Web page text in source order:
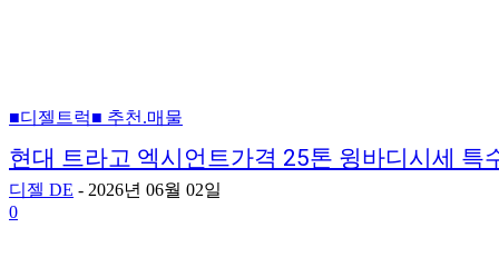
■디젤트럭■ 추천.매물
현대 트라고 엑시언트가격 25톤 윙바디시세 특
디젤 DE - 2026년 06월 02일
0